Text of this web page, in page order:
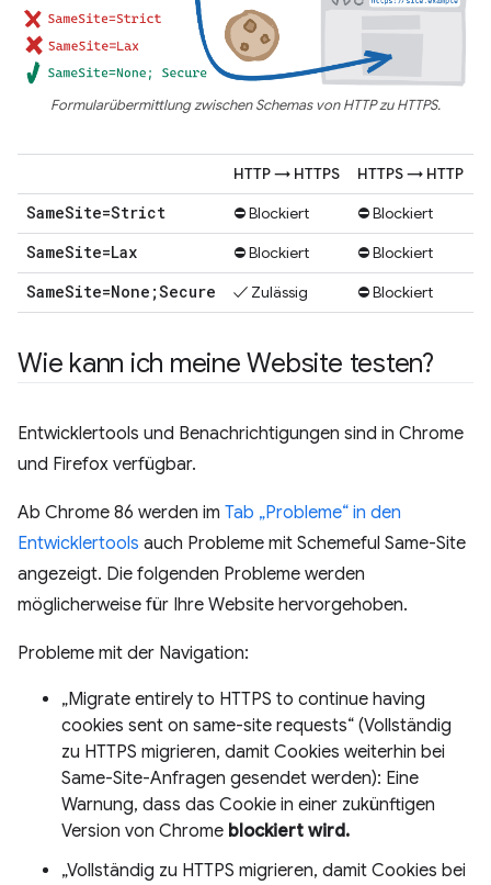
Formularübermittlung zwischen Schemas von HTTP zu HTTPS.
HTTP → HTTPS HTTPS → HTTP
SameSite=Strict ⛔ Blockiert ⛔ Blockiert
SameSite=Lax ⛔ Blockiert ⛔ Blockiert
SameSite=None;Secure ✓ Zulässig ⛔ Blockiert
Wie kann ich meine Website testen?
Entwicklertools und Benachrichtigungen sind in Chrome
und Firefox verfügbar.
Ab Chrome 86 werden im Tab „Probleme“ in den
Entwicklertools auch Probleme mit Schemeful Same-Site
angezeigt. Die folgenden Probleme werden
möglicherweise für Ihre Website hervorgehoben.
Probleme mit der Navigation:
„Migrate entirely to HTTPS to continue having
cookies sent on same-site requests“ (Vollständig
zu HTTPS migrieren, damit Cookies weiterhin bei
Same-Site-Anfragen gesendet werden): Eine
Warnung, dass das Cookie in einer zukünftigen
Version von Chrome blockiert wird.
„Vollständig zu HTTPS migrieren, damit Cookies bei